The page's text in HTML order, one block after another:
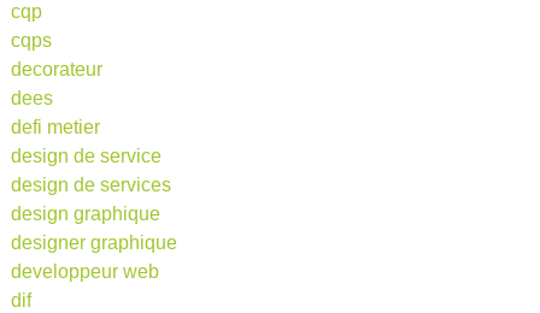
cqp
cqps
decorateur
dees
defi metier
design de service
design de services
design graphique
designer graphique
developpeur web
dif